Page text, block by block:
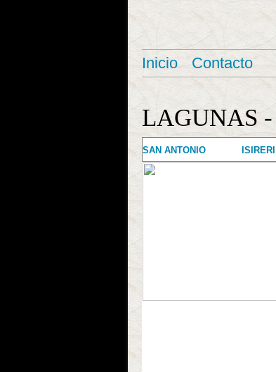
Inicio Contacto
LAGUNAS -
SAN ANTONIO ISIRERI